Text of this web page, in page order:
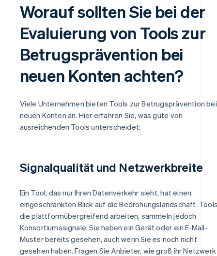
Worauf sollten Sie bei der
Evaluierung von Tools zur
Betrugsprävention bei
neuen Konten achten?
Viele Unternehmen bieten Tools zur Betrugsprävention bei
neuen Konten an. Hier erfahren Sie, was gute von
ausreichenden Tools unterscheidet:
Signalqualität und Netzwerkbreite
Ein Tool, das nur Ihren Datenverkehr sieht, hat einen
eingeschränkten Blick auf die Bedrohungslandschaft.
die plattformübergreifend arbeiten, sammeln jedoch
Konsortiumssignale. Sie haben ein Gerät oder ein E-Mail-
Muster bereits gesehen, auch wenn Sie es noch nicht
gesehen haben. Fragen Sie Anbieter, wie groß ihr Netzwerk